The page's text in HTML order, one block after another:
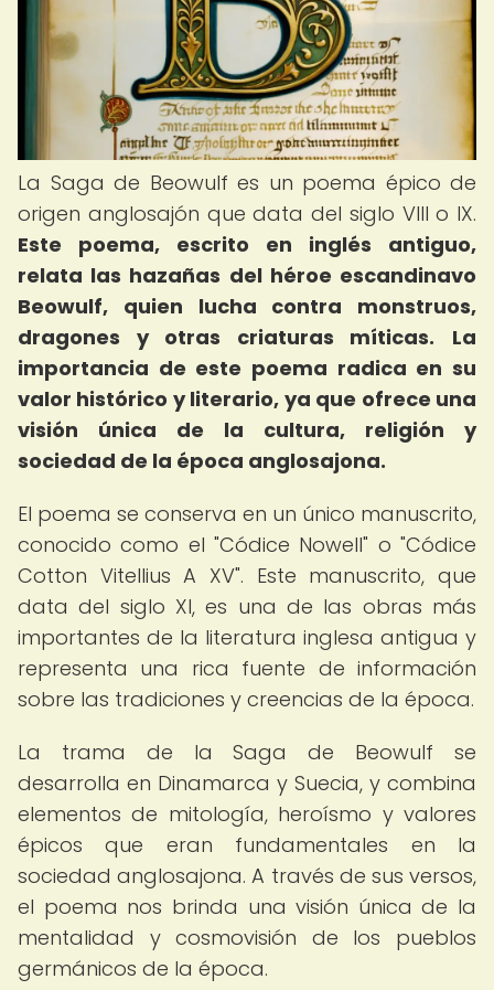
La Saga de Beowulf es un poema épico de
origen anglosajón que data del siglo VIII o IX.
Este poema, escrito en inglés antiguo,
relata las hazañas del héroe escandinavo
Beowulf, quien lucha contra monstruos,
dragones y otras criaturas míticas.
La
importancia de este poema radica en su
valor histórico y literario, ya que ofrece una
visión única de la cultura, religión y
sociedad de la época anglosajona.
El poema se conserva en un único manuscrito,
conocido como el "Códice Nowell" o "Códice
Cotton Vitellius A XV". Este manuscrito, que
data del siglo XI, es una de las obras más
importantes de la literatura inglesa antigua y
representa una rica fuente de información
sobre las tradiciones y creencias de la época.
La trama de la Saga de Beowulf se
desarrolla en Dinamarca y Suecia, y combina
elementos de mitología, heroísmo y valores
épicos que eran fundamentales en la
sociedad anglosajona. A través de sus versos,
el poema nos brinda una visión única de la
mentalidad y cosmovisión de los pueblos
germánicos de la época.